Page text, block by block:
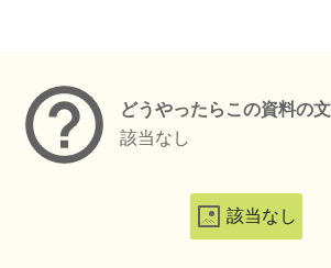
どうやったらこの資料の
該当なし
該当なし